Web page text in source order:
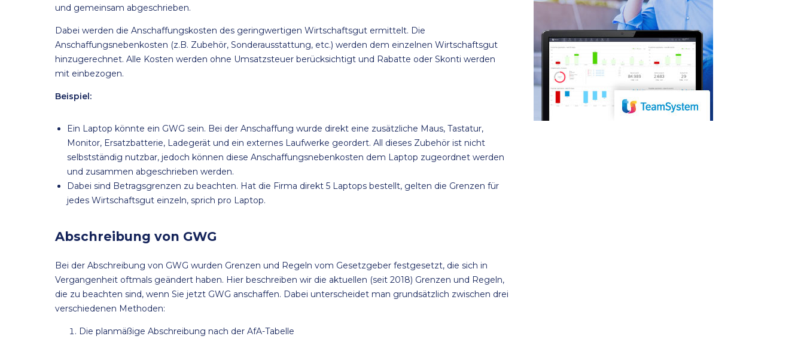
und gemeinsam abgeschrieben.
Dabei werden die Anschaffungskosten des geringwertigen Wirtschaftsgut ermittelt. Die
Anschaffungsnebenkosten (z.B. Zubehör, Sonderausstattung, etc.) werden dem einzelnen Wirtschaftsgut
hinzugerechnet. Alle Kosten werden ohne Umsatzsteuer berücksichtigt und Rabatte oder Skonti werden
mit einbezogen.
Beispiel:
Ein Laptop könnte ein GWG sein. Bei der Anschaffung wurde direkt eine zusätzliche Maus, Tastatur,
Monitor, Ersatzbatterie, Ladegerät und ein externes Laufwerke geordert. All dieses Zubehör ist nicht
selbstständig nutzbar, jedoch können diese Anschaffungsnebenkosten dem Laptop zugeordnet werden
und zusammen abgeschrieben werden.
Dabei sind Betragsgrenzen zu beachten. Hat die Firma direkt 5 Laptops bestellt, gelten die Grenzen für
jedes Wirtschaftsgut einzeln, sprich pro Laptop.
Abschreibung von GWG
Bei der Abschreibung von GWG wurden Grenzen und Regeln vom Gesetzgeber festgesetzt, die sich in
Vergangenheit oftmals geändert haben. Hier beschreiben wir die aktuellen (seit 2018) Grenzen und Regeln,
die zu beachten sind, wenn Sie jetzt GWG anschaffen. Dabei unterscheidet man grundsätzlich zwischen drei
verschiedenen Methoden:
Die planmäßige Abschreibung nach der AfA-Tabelle